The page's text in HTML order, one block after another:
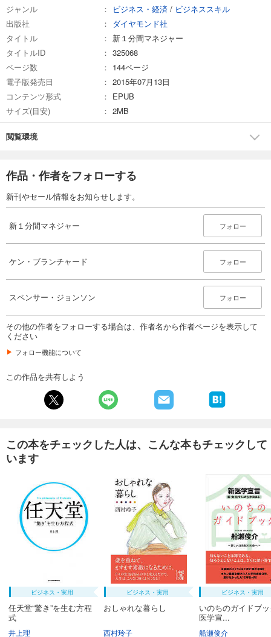
ジャンル
ビジネス・経済 / ビジネススキル
出版社
ダイヤモンド社
タイトル
新１分間マネジャー
タイトルID
325068
ページ数
144ページ
電子版発売日
2015年07月13日
コンテンツ形式
EPUB
サイズ(目安)
2MB
閲覧環境
作品・作者をフォローする
新刊やセール情報をお知らせします。
新１分間マネジャー フォロー
ケン・ブランチャード フォロー
スペンサー・ジョンソン フォロー
その他の作者をフォローする場合は、作者名から作者ページを表示して
ください
フォロー機能について
この作品を共有しよう
この本をチェックした人は、こんな本もチェックして
います
ビジネス・実用
任天堂“驚き”を生む方程
式
井上理
ビジネス・実用
おしゃれな暮らし
西村玲子
ビジネス・実用
いのちのガイドブ
医学宣...
船瀬俊介